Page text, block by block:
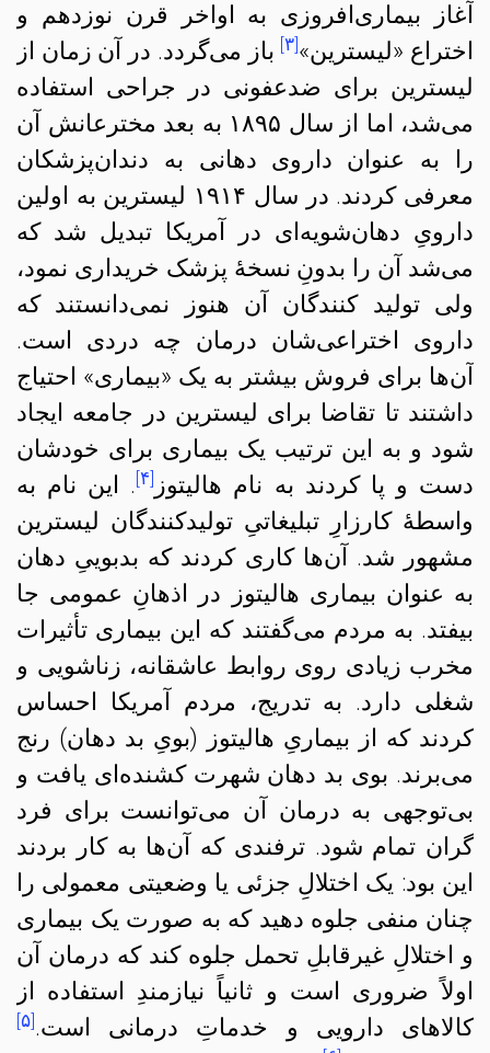
آغاز بیماری‌افروزی به اواخر قرن نوزدهم و
اختراع «لیسترین»[۳] باز می‌گردد. در آن زمان از
لیسترین برای ضدعفونی در جراحی استفاده
می‌شد، اما از سال ۱۸۹۵ به بعد مخترعانش آن‌
را به عنوان داروی دهانی به دندان‌پزشکان
معرفی کردند. در سال ۱۹۱۴ لیسترین به اولین
دارویِ دهان‌شویه‌ای در آمریکا تبدیل شد که
می‌شد آن‌ را بدونِ نسخهٔ پزشک خریداری نمود،
ولی تولید کنندگان آن هنوز نمی‌دانستند که
داروی اختراعی‌شان درمان چه دردی است.
آن‌ها برای فروش بیشتر به یک «بیماری» احتیاج
داشتند تا تقاضا برای لیسترین در جامعه ایجاد
شود و به این ترتیب یک بیماری برای خودشان
دست و پا کردند به نام هالیتوز [۴] . این نام به
واسطهٔ کارزارِ تبلیغاتیِ تولیدکنندگان لیسترین
مشهور شد. آن‌ها کاری کردند که بدبوییِ دهان
به عنوان بیماری هالیتوز در اذهانِ عمومی جا
بیفتد. به مردم می‌گفتند که این بیماری تأثیرات
مخرب زیادی روی روابط عاشقانه، زناشویی و
شغلی دارد. به تدریج، مردم آمریکا احساس
کردند که از بیماریِ هالیتوز (بویِ بد دهان) رنج
می‌برند. بوی بد دهان شهرت کشنده‌ای یافت و
بی‌توجهی به درمان آن می‌توانست برای فرد
گران تمام شود. ترفندی که آن‌ها به کار بردند
این بود: یک اختلالِ جزئی یا وضعیتی معمولی را
چنان منفی جلوه دهید که به صورت یک بیماری
و اختلالِ غیرقابلِ تحمل جلوه کند که درمان آن
اولاً ضروری است و ثانیاً نیازمندِ استفاده از
کالاهای دارویی و خدماتِ درمانی است.[۵]